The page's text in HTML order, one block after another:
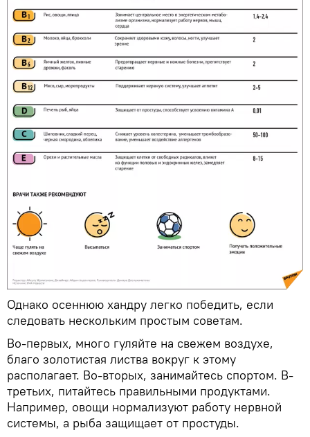
Однако осеннюю хандру легко победить, если
следовать нескольким простым советам.
Во-первых, много гуляйте на свежем воздухе,
благо золотистая листва вокруг к этому
располагает. Во-вторых, занимайтесь спортом. В-
третьих, питайтесь правильными продуктами.
Например, овощи нормализуют работу нервной
системы, а рыба защищает от простуды.